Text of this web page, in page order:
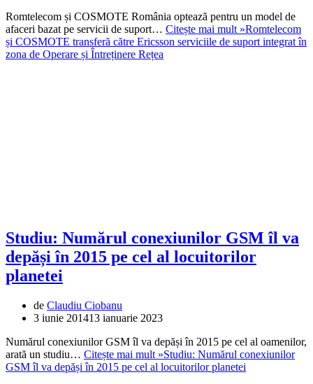
Romtelecom și COSMOTE România optează pentru un model de
afaceri bazat pe servicii de suport… Citește mai mult »Romtelecom
și COSMOTE transferă către Ericsson serviciile de suport integrat în
zona de Operare și Întreținere Rețea
Studiu: Numărul conexiunilor GSM îl va
depăși în 2015 pe cel al locuitorilor
planetei
de Claudiu Ciobanu
3 iunie 201413 ianuarie 2023
Numărul conexiunilor GSM îl va depăși în 2015 pe cel al oamenilor,
arată un studiu… Citește mai mult »Studiu: Numărul conexiunilor
GSM îl va depăși în 2015 pe cel al locuitorilor planetei